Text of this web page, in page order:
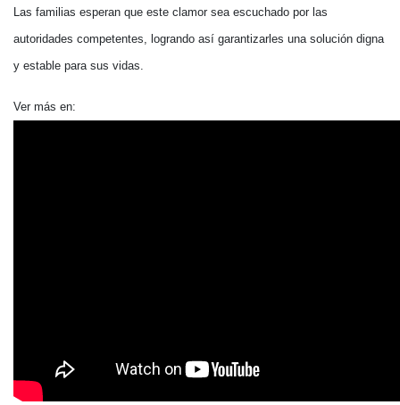
Las familias esperan que este clamor sea escuchado por las
autoridades competentes, logrando así garantizarles una solución digna
y estable para sus vidas.
Ver más en: